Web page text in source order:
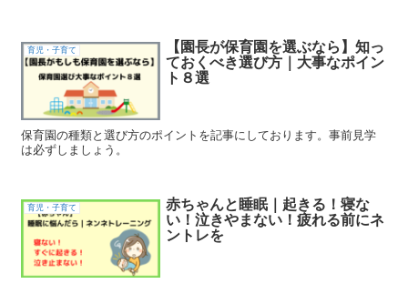
育児・子育て
【園長が保育園を選ぶなら】知っ
ておくべき選び方｜大事なポイン
ト８選
保育園の種類と選び方のポイントを記事にしております。事前見学
は必ずしましょう。
育児・子育て
赤ちゃんと睡眠｜起きる！寝な
い！泣きやまない！疲れる前にネ
ントレを